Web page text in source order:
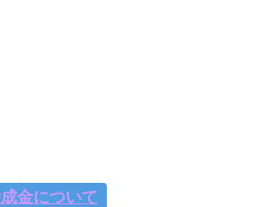
金について